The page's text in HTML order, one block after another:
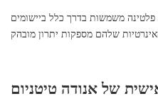
פלטינה משמשות בדרך כלל ביישומים
של אנודה טיטניום